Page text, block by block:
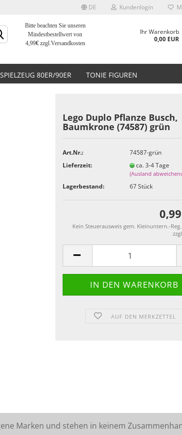
DE Kundenlogin
Passwort vergessen?
Bitte beachten Sie unseren
Mindestbestellwert von
4,99€zzgl.Versandkosten
Ihr Warenkorb
0,00 EUR
SPIELZEUG 80ER/90ER TONIE FIGUREN
Lego Duplo Pflanze Busch,
Baumkrone (74587) grün
Art.Nr.:
74587-grün
Lieferzeit:
ca. 3-4 Tage
(Ausland
Lagerbestand: 67Stück
Kein Steuerausweis gem. Kleinuntern.-Reg.
AUF DEN MERKZETTEL
Marken und stehen in keinem